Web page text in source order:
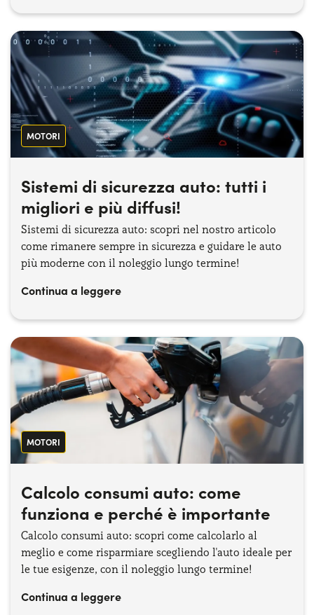
MOTORI
Sistemi di sicurezza auto: tutti i
migliori e più diffusi!
Sistemi di sicurezza auto: scopri nel nostro articolo
come rimanere sempre in sicurezza e guidare le auto
più moderne con il noleggio lungo termine!
Continua a leggere
MOTORI
Calcolo consumi auto: come
funziona e perché è importante
Calcolo consumi auto: scopri come calcolarlo al
meglio e come risparmiare scegliendo l'auto ideale per
le tue esigenze, con il noleggio lungo termine!
Continua a leggere